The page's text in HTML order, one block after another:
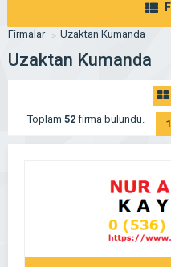
Firmalar Uzaktan Kumanda
Uzaktan Kumanda
Toplam 52 firma bulundu. 1